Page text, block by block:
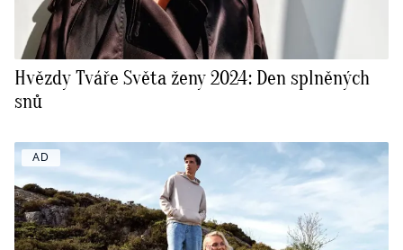
Hvězdy Tváře Světa ženy 2024: Den splněných
snů
AD